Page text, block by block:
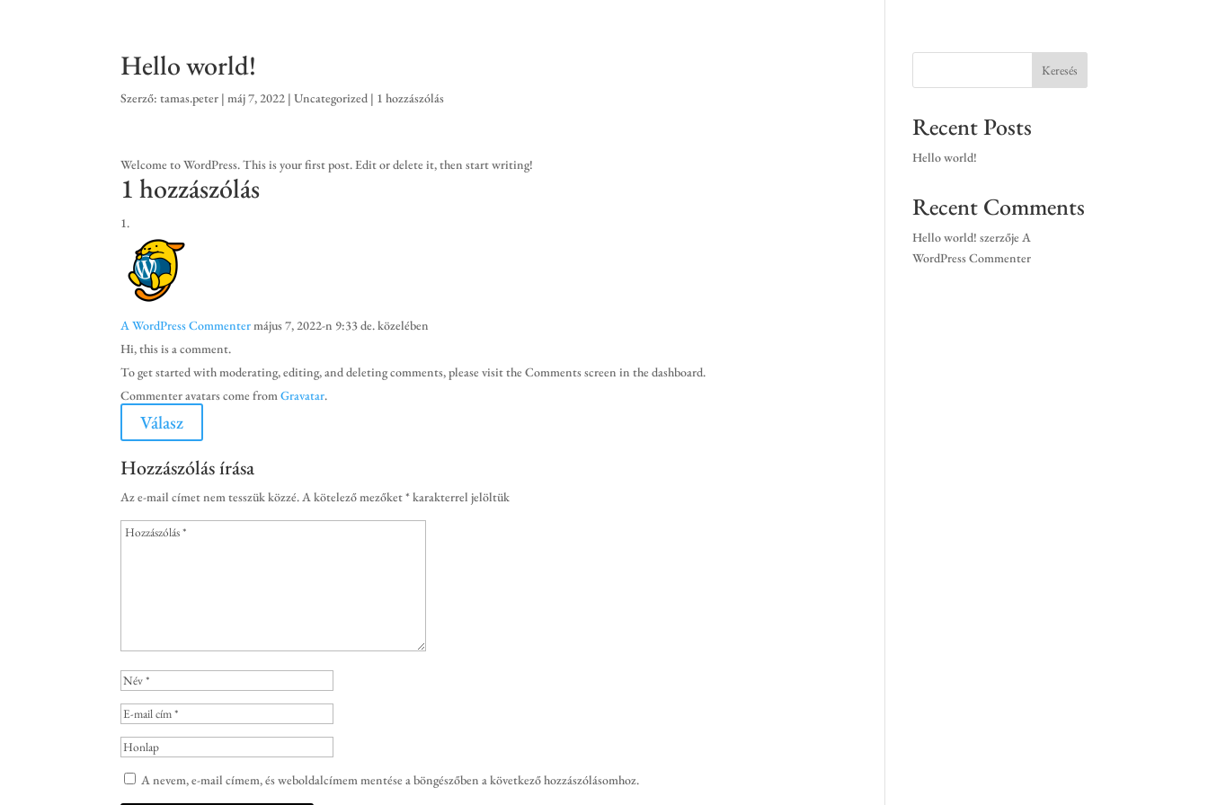
Hello world!
Szerző:tamas.peter |máj 7, 2022 |Uncategorized | 1 hozzászólás
Welcome to WordPress. This is your first post. Edit or delete it, then start writing!
1 hozzászólás
A WordPress Commentermájus 7, 2022-n 9:33 de. közelében
Hi, this is a comment.
To get started with moderating, editing, and deleting comments, please visit the Comments screen in the dashboard.
Commenter avatars come fromGravatar.
Válasz
Hozzászólás írása
Az e-mail címet nem tesszük közzé.A kötelező mezőket*karakterrel jelöltük
A nevem, e-mail címem, és weboldalcímem mentése a böngészőben a következő hozzászólásomhoz.
Keresés
Recent Posts
Hello world!
Recent Comments
Hello world! szerzőjeA
WordPress Commenter